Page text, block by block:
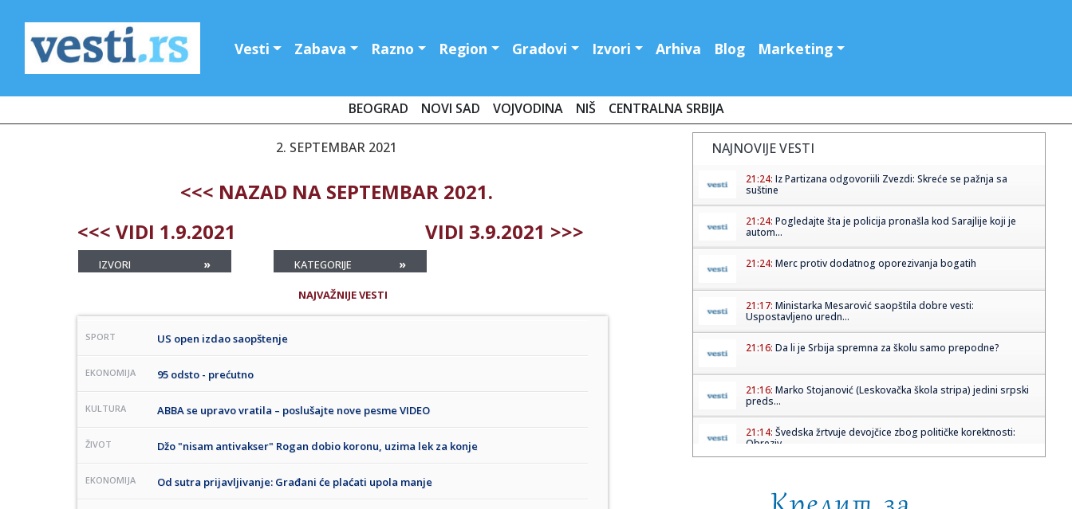
Vesti Zabava Razno Region Gradovi Izvori Arhiva Blog Marketing
BEOGRAD NOVI SAD VOJVODINA NIŠ CENTRALNA SRBIJA
2. SEPTEMBAR 2021
<<< NAZAD NA SEPTEMBAR 2021.
<<< VIDI 1.9.2021
VIDI 3.9.2021 >>>
IZVORI » KATEGORIJE »
NAJVAŽNIJE VESTI
SPORT US open izdao saopštenje
EKONOMIJA 95 odsto - prećutno
KULTURA ABBA se upravo vratila – poslušajte nove pesme VIDEO
ŽIVOT Džo "nisam antivakser" Rogan dobio koronu, uzima lek za konje
EKONOMIJA Od sutra prijavljivanje: Građani će plaćati upola manje
NAJNOVIJE VESTI
21:24: Iz Partizana odgovoriili Zvezdi: Skreće se pažnja sa
suštine
21:24: Pogledajte šta je policija pronašla kod Sarajlije koji je
autom...
21:24: Merc protiv dodatnog oporezivanja bogatih
21:17: Ministarka Mesarović saopštila dobre vesti:
Uspostavljeno uredn...
21:16: Da li je Srbija spremna za školu samo prepodne?
21:16: Marko Stojanović (Leskovačka škola stripa) jedini srpski
preds...
21:14: Švedska žrtvuje devojčice zbog političke korektnosti:
Obreziv...